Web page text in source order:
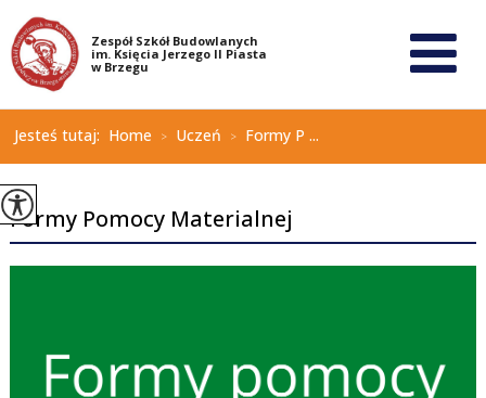
Jesteś tutaj: Home > Uczeń > Formy P ...
Formy Pomocy Materialnej